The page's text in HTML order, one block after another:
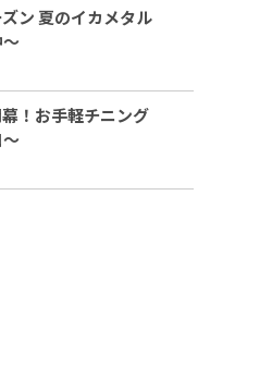
ン 夏のイカメタル
！お手軽チニング